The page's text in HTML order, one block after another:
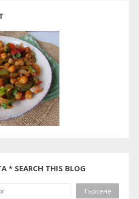
SEARCH THIS BLOG